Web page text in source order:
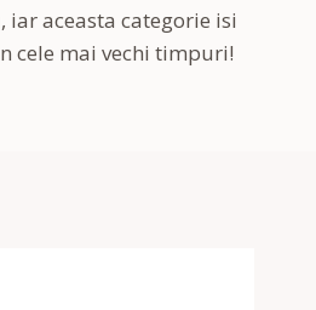
aceasta categorie isi
cele mai vechi timpuri!